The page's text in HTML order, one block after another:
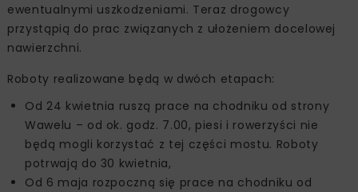
ewentualnymi uszkodzeniami. Teraz drogowcy
przystąpią do prac związanych z ułożeniem docelowej
nawierzchni.
Roboty realizowane będą w dwóch etapach:
Od 24 kwietnia ruszą prace na chodniku od strony
Wawelu – od ok. godz. 7.00, piesi i rowerzyści nie
będą mogli korzystać z tej części mostu. Roboty
potrwają do 30 kwietnia,
Od 6 maja rozpoczną się prace na chodniku od